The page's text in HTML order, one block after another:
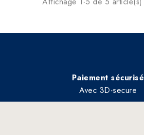
Paiement sécurisé
Avec 3D-secure